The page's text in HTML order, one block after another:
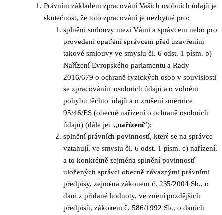
Právním základem zpracování Vašich osobních údajů je
skutečnost, že toto zpracování je nezbytné pro:
splnění smlouvy mezi Vámi a správcem nebo pro
provedení opatření správcem před uzavřením
takové smlouvy ve smyslu čl. 6 odst. 1 písm. b)
Nařízení Evropského parlamentu a Rady
2016/679 o ochraně fyzických osob v souvislosti
se zpracováním osobních údajů a o volném
pohybu těchto údajů a o zrušení směrnice
95/46/ES (obecné nařízení o ochraně osobních
údajů) (dále jen „nařízení“);
splnění právních povinností, které se na správce
vztahují, ve smyslu čl. 6 odst. 1 písm. c) nařízení,
a to konkrétně zejména splnění povinností
uložených správci obecně závaznými právními
předpisy, zejména zákonem č. 235/2004 Sb., o
dani z přidané hodnoty, ve znění pozdějších
předpisů, zákonem č. 586/1992 Sb., o daních